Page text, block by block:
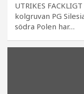
UTRIKES
kolgruvan PG
södra Polen har…